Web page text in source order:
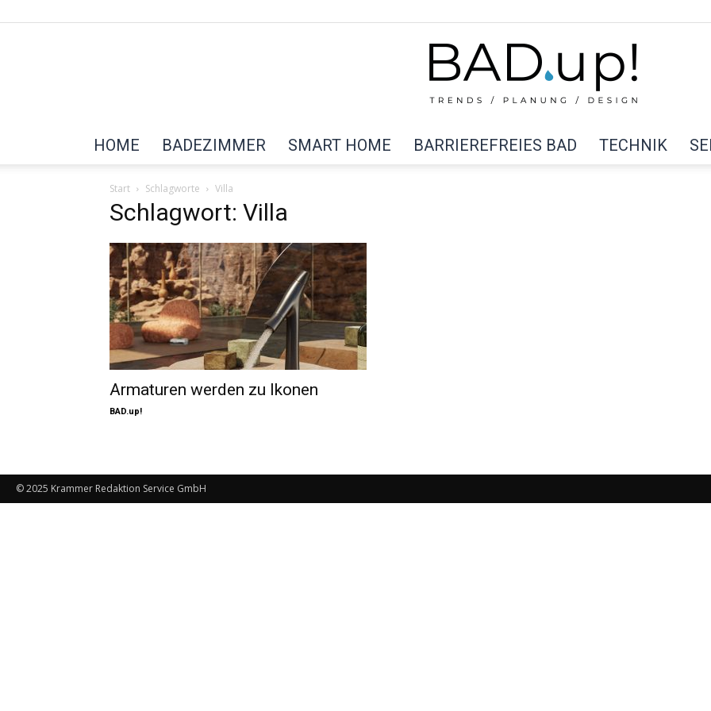
HOME BADEZIMMER SMART HOME BARRIEREFREIES BAD TECHNIK
Start Schlagworte Villa
Schlagwort: Villa
Armaturen werden zu Ikonen
BAD.up!
© 2025 Krammer Redaktion Service GmbH